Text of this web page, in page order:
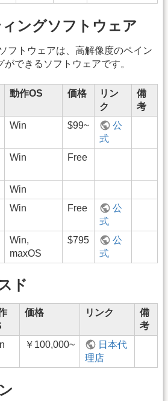
ングソフトウェア
フトウェアは、高解像度のペイン
できるソフトウェアです。
動作OS 価格
リン
ク
備
考
Win $99~
公
式
Win Free
Win
Win Free
公
式
Win,
maxOS
$795
公
式
ド
価格 リンク
備
考
￥100,000~
日本代
理店